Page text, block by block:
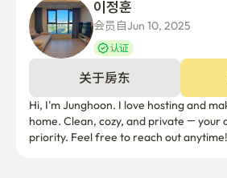
会员自Jun 10, 2025
认证
关于房东
Hi, I'm Junghoon. I love hosting and
home. Clean, cozy, and private — your